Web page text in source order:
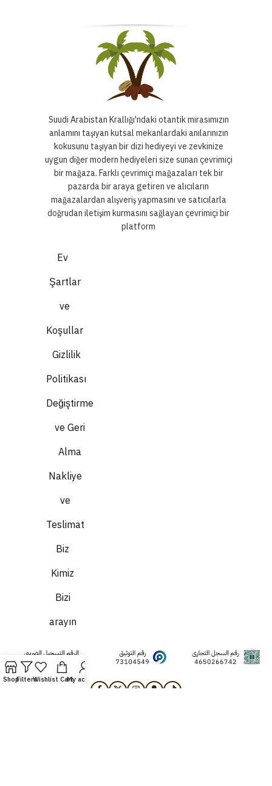
Suudi Arabistan Krallığı'ndaki otantik mirasımızın
anlamını taşıyan kutsal mekanlardaki anılarınızın
kokusunu taşıyan bir dizi hediyeyi ve zevkinize
uygun diğer modern hediyeleri size sunan çevrimiçi
bir mağaza. Farklı çevrimiçi mağazaları tek bir
pazarda bir araya getiren ve alıcıların
mağazalardan alışveriş yapmasını ve satıcılarla
doğrudan iletişim kurmasını sağlayan çevrimiçi bir
platform
Ev
Şartlar
ve
Koşullar
Gizlilik
Politikası
Değiştirme
ve Geri
Alma
Nakliye
ve
Teslimat
Biz
Kimiz
Bizi
arayın
ShopFiltersWishlist CartMy account